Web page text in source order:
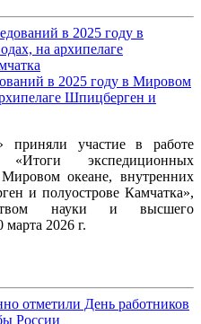
в 2025 году в Мировом
Шпицберген и
участие в работе
экспедиционных
океане, внутренних
и полуострове Камчатка»,
науки и высшего
2026 г.